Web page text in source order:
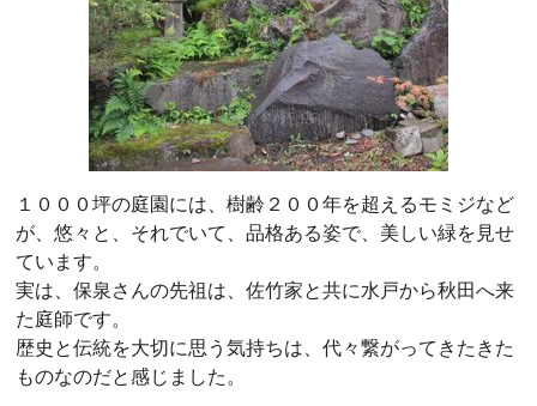
１０００坪の庭園には、樹齢２００年を超えるモミジなど
が、悠々と、それでいて、品格ある姿で、美しい緑を見せ
ています。
実は、保泉さんの先祖は、佐竹家と共に水戸から秋田へ来
た庭師です。
歴史と伝統を大切に思う気持ちは、代々繋がってきたきた
ものなのだと感じました。